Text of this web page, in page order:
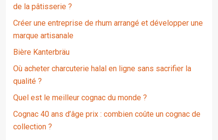
de la pâtisserie ?
Créer une entreprise de rhum arrangé et développer une
marque artisanale
Bière Kanterbräu
Où acheter charcuterie halal en ligne sans sacrifier la
qualité ?
Quel est le meilleur cognac du monde ?
Cognac 40 ans d’âge prix : combien coûte un cognac de
collection ?